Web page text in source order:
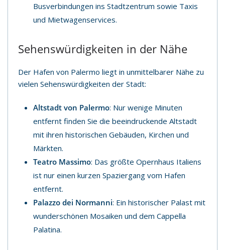
Busverbindungen ins Stadtzentrum sowie Taxis
und Mietwagenservices.
Sehenswürdigkeiten in der Nähe
Der Hafen von Palermo liegt in unmittelbarer Nähe zu
vielen Sehenswürdigkeiten der Stadt:
Altstadt von Palermo: Nur wenige Minuten
entfernt finden Sie die beeindruckende Altstadt
mit ihren historischen Gebäuden, Kirchen und
Märkten.
Teatro Massimo: Das größte Opernhaus Italiens
ist nur einen kurzen Spaziergang vom Hafen
entfernt.
Palazzo dei Normanni: Ein historischer Palast mit
wunderschönen Mosaiken und dem Cappella
Palatina.